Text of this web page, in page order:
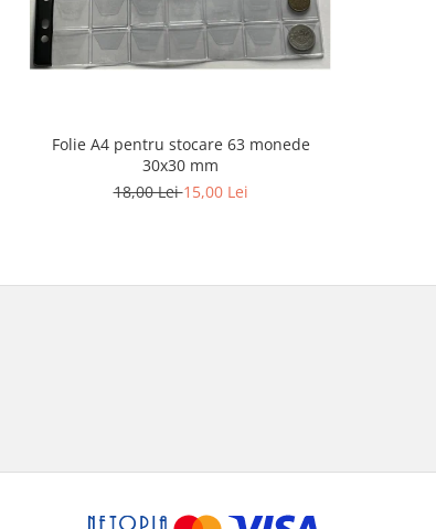
Folie A4 pentru stocare 63 monede
30x30 mm
18,00 Lei15,00 Lei